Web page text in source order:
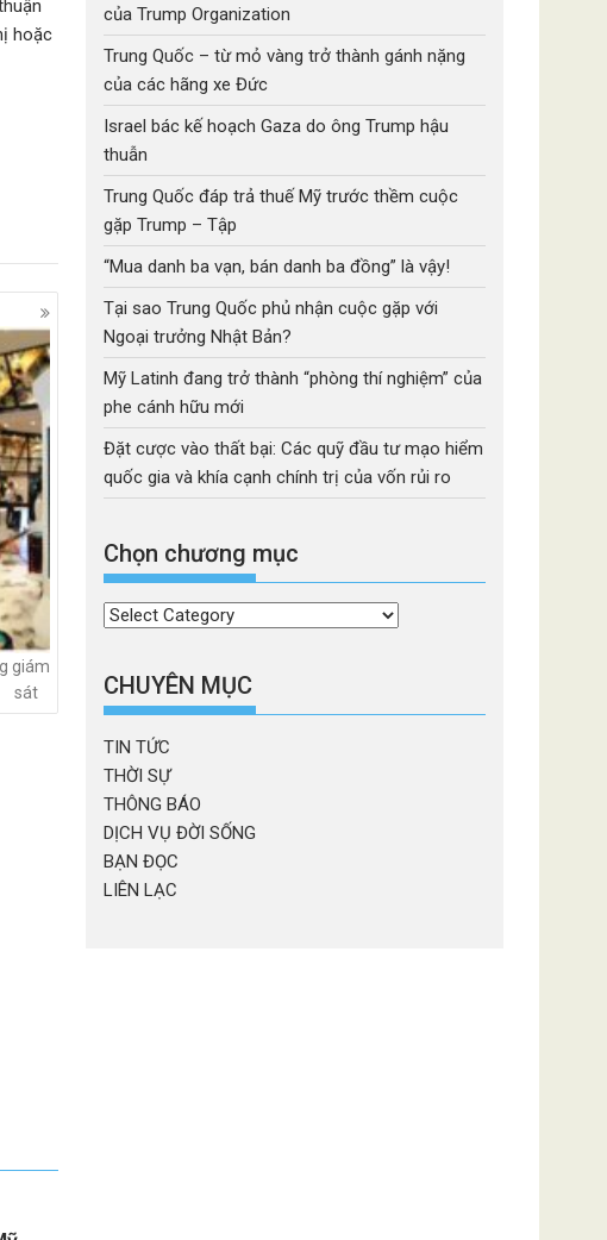
hoặc
giám
sát
của Trump Organization
Trung Quốc – từ mỏ vàng trở thành gánh nặng
của các hãng xe Đức
Israel bác kế hoạch Gaza do ông Trump hậu
thuẫn
Trung Quốc đáp trả thuế Mỹ trước thềm cuộc
gặp Trump – Tập
“Mua danh ba vạn, bán danh ba đồng” là vậy!
Tại sao Trung Quốc phủ nhận cuộc gặp với
Ngoại trưởng Nhật Bản?
Mỹ Latinh đang trở thành “phòng thí nghiệm” của
phe cánh hữu mới
Đặt cược vào thất bại: Các quỹ đầu tư mạo hiểm
quốc gia và khía cạnh chính trị của vốn rủi ro
Chọn chương mục
Chọn
mục
CHUYÊN MỤC
TIN TỨC
THỜI SỰ
THÔNG BÁO
DỊCH VỤ ĐỜI SỐNG
BẠN ĐỌC
LIÊN LẠC